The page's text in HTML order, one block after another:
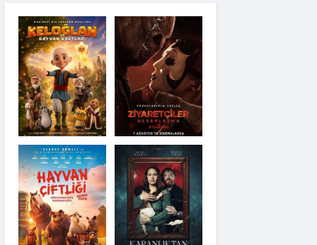
Hayvan Çiftliği
Karanlıktan Gelen
Şeytandan Satılık
Kozalak Devri